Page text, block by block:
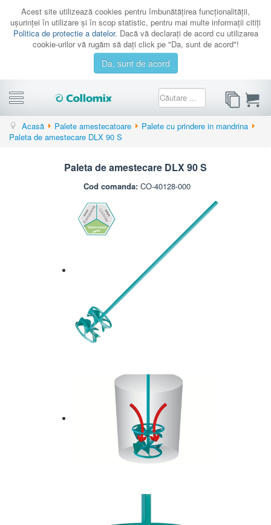
Acest site utilizează cookies pentru îmbunătăţirea funcţionalităţii,
uşurinţei în utilizare şi în scop statistic, pentru mai multe informaţii citiţi
Politica de protectie a datelor. Dacă vă declaraţi de acord cu utilizarea
cookie-urilor vă rugăm să daţi click pe "Da, sunt de acord"!
Da, sunt de acord
CATEGORII
PROMOTII
Acasă Palete amestecatoare
Palete cu prindere in mandrina
Paleta de amestecare DLX 90 S
Paleta de amestecare DLX 90 S
Cod comanda: CO-40128-000